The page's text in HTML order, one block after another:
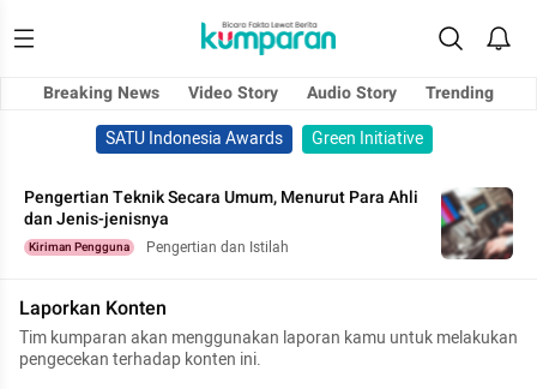
Breaking News Video Story Audio Story
Trending
SATU Indonesia Awards
Green Initiative
Pengertian Teknik Secara Umum, Menurut Para Ahli
dan Jenis-jenisnya
Kiriman Pengguna Pengertian dan Istilah
Laporkan Konten
Tim kumparan akan menggunakan laporan kamu untuk melakukan
pengecekan terhadap konten ini.